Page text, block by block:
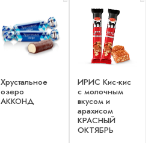
Хрустальное
озеро
АККОНД
ИРИС Кис-кис
с молочным
вкусом и
арахисом
КРАСНЫЙ
ОКТЯБРЬ